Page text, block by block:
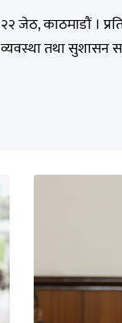
२२ जेठ, काठमाडौं ।
व्यवस्था तथा सुशासन